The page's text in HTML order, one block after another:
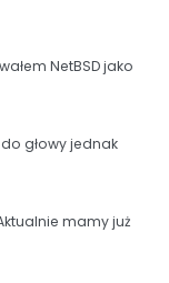
NetBSD jako
głowy jednak
mamy już